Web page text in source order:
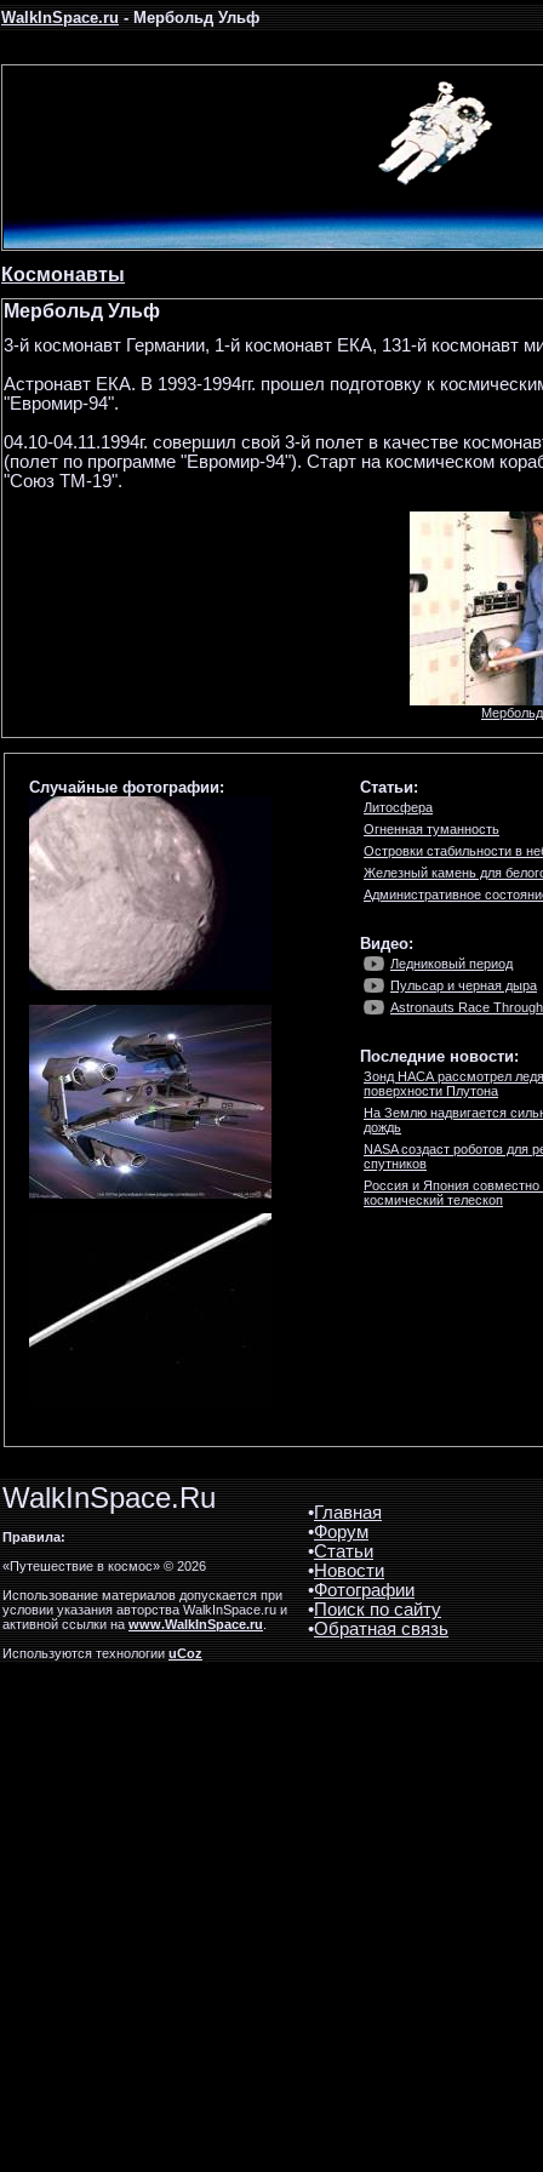
WalkInSpace.ru- Мербольд Ульф
Космонавты
Мербольд Ульф
3-й космонавт Германии, 1-й космонавт ЕКА, 131-й космонавт
Астронавт ЕКА. В 1993-1994гг. прошел подготовку к
"Евромир-94".
04.10-04.11.1994г. совершил свой 3-й полет в качестве
(полет по программе "Евромир-94"). Старт на космическом
"Союз ТМ-19".
Случайные фотографии: Статьи:
Литосфера
Огненная туманность
Островки стабильности в
Железный камень для
Административное
Видео:
Ледниковый период
Пульсар и черная дыра
Astronauts Race
Последние новости:
Зонд НАСА рассмотрел
поверхности Плутона
На Землю надвигается
дождь
NASA создаст роботов для
спутников
Россия и Япония совместно
космический телескоп
WalkInSpace.Ru
Правила:
«Путешествие в космос» © 2026
Использование материалов допускается при
условии указания авторства WalkInSpace.ru и
активной ссылки наwww.WalkInSpace.ru.
Используются технологииuCoz
•Главная
•Форум
•Статьи
•Новости
•Фотографии
•Поиск по сайту
•Обратная связь